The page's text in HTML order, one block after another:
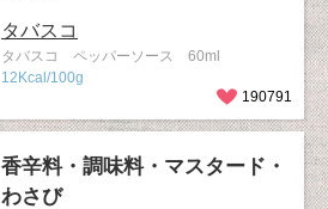
タバスコ
タバスコ ペッパーソース 60ml
12Kcal/100g
190791
香辛料・調味料・マスタード・
わさび